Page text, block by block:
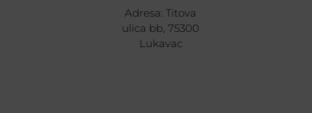
Adresa: Titova
ulica bb, 75300
Lukavac